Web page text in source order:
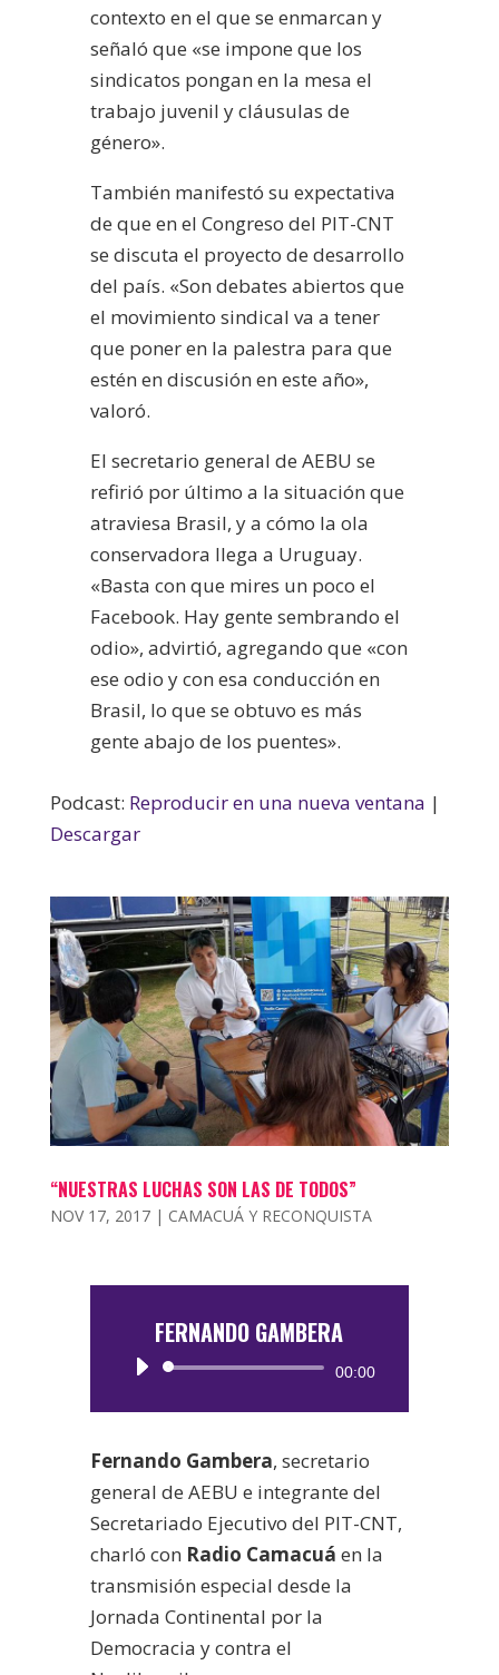
contexto en el que se enmarcan y
señaló que «se impone que los
sindicatos pongan en la mesa el
trabajo juvenil y cláusulas de
género».
También manifestó su expectativa
de que en el Congreso del PIT-CNT
se discuta el proyecto de desarrollo
del país. «Son debates abiertos que
el movimiento sindical va a tener
que poner en la palestra para que
estén en discusión en este año»,
valoró.
El secretario general de AEBU se
refirió por último a la situación que
atraviesa Brasil, y a cómo la ola
conservadora llega a Uruguay.
«Basta con que mires un poco el
Facebook. Hay gente sembrando el
odio», advirtió, agregando que «con
ese odio y con esa conducción en
Brasil, lo que se obtuvo es más
gente abajo de los puentes».
Podcast: Reproducir en una nueva ventana |
Descargar
“NUESTRAS LUCHAS SON LAS DE TODOS”
NOV 17, 2017| CAMACUÁ Y RECONQUISTA
FERNANDO GAMBERA
Reproductor
00:00
Fernando Gambera, secretario
general de AEBU e integrante del
Secretariado Ejecutivo del PIT-CNT,
charló con Radio Camacuá en la
transmisión especial desde la
Jornada Continental por la
Democracia y contra el